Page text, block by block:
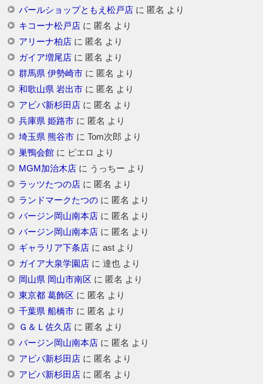
パールショップともえ松戸店に 匿名 より
キコーナ松戸店に 匿名 より
アリーナ柏店に 匿名 より
ガイア増尾店に 匿名 より
群馬県 伊勢崎市に 匿名 より
和歌山県 岩出市に 匿名 より
アビバ新杉田店に 匿名 より
兵庫県 姫路市に 匿名 より
埼玉県 熊谷市に Tom次郎 より
巣鴨会館に ピエロ より
MGM加治木店に うっちー より
ラッツたつの店に 匿名 より
ランドマークたつのに 匿名 より
バージン岡山南本店に 匿名 より
バージン岡山南本店に 匿名 より
ギャラリア下条店に astより
ガイア大泉学園店に 達也より
岡山県 岡山市南区 に 匿名 より
東京都 葛飾区 に 匿名 より
千葉県 船橋市に 匿名 より
Ｇ＆Ｌ佐久店に 匿名 より
バージン岡山南本店に 匿名 より
アビバ新杉田店に 匿名 より
アビバ新杉田店に 匿名 より